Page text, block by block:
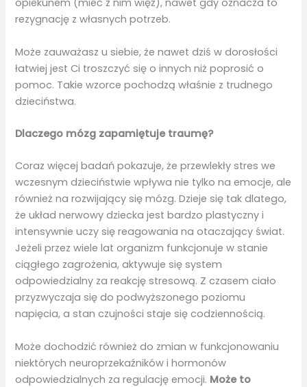
opiekunem (mieć z nim więź), nawet gdy oznacza to
rezygnację z własnych potrzeb.
Może zauważasz u siebie, że nawet dziś w dorosłości
łatwiej jest Ci troszczyć się o innych niż poprosić o
pomoc. Takie wzorce pochodzą właśnie z trudnego
dzieciństwa.
Dlaczego mózg zapamiętuje traumę?
Coraz więcej badań pokazuje, że przewlekły stres we
wczesnym dzieciństwie wpływa nie tylko na emocje, ale
również na rozwijający się mózg. Dzieje się tak dlatego,
że układ nerwowy dziecka jest bardzo plastyczny i
intensywnie uczy się reagowania na otaczający świat.
Jeżeli przez wiele lat organizm funkcjonuje w stanie
ciągłego zagrożenia, aktywuje się system
odpowiedzialny za reakcję stresową. Z czasem ciało
przyzwyczaja się do podwyższonego poziomu
napięcia, a stan czujności staje się codziennością.
Może dochodzić również do zmian w funkcjonowaniu
niektórych neuroprzekaźników i hormonów
odpowiedzialnych za regulację emocji. Może to